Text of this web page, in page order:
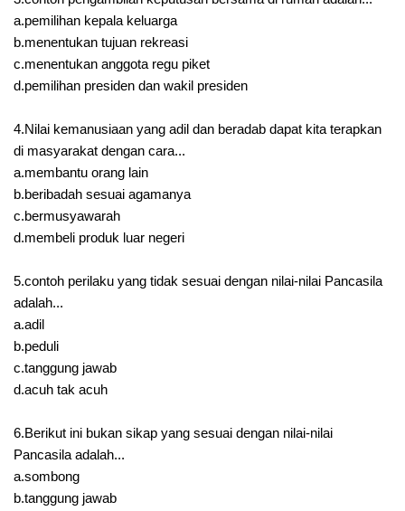
a.pemilihan kepala keluarga
b.menentukan tujuan rekreasi
c.menentukan anggota regu piket
d.pemilihan presiden dan wakil presiden
4.Nilai kemanusiaan yang adil dan beradab dapat kita terapkan
di masyarakat dengan cara...
a.membantu orang lain
b.beribadah sesuai agamanya
c.bermusyawarah
d.membeli produk luar negeri
5.contoh perilaku yang tidak sesuai dengan nilai-nilai Pancasila
adalah...
a.adil
b.peduli
c.tanggung jawab
d.acuh tak acuh
6.Berikut ini bukan sikap yang sesuai dengan nilai-nilai
Pancasila adalah...
a.sombong
b.tanggung jawab